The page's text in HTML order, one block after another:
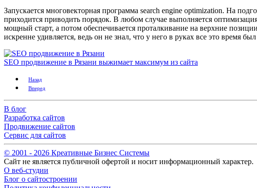
Запускается многовекторная программа search engine optimization. На
приходится приводить порядок. В любом случае выполняется
мощный старт, а потом обеспечивается проталкивание на верхние
искренне удивляется, ведь он не знал, что у него в руках все это время
SEO продвижение в Рязани выжимает максимум из сайта
Назад
Вперед
В блог
Разработка сайтов
Продвижение сайтов
Сервис для сайтов
© 2001 - 2026 Креативные Бизнес Системы
Сайт не является публичной офертой и носит информационный характер.
О веб-студии
Блог о сайтостроении